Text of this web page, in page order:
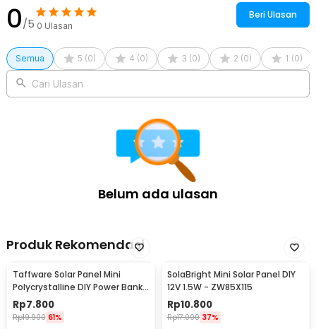
0/5 0 Ulasan
Beri Ulasan
Semua 5 (0) 4 (0) 3 (0) 2 (0) 1 (0)
Cari Ulasan
Belum ada ulasan
Produk Rekomendasi
Taffware Solar Panel Mini
Polycrystalline DIY Power Bank
5V 1.1W 220mA
Rp7.800
Rp19.900 61%
SolaBright Mini Solar Panel DIY
12V 1.5W - ZW85X115
Rp10.800
Rp17.000 37%